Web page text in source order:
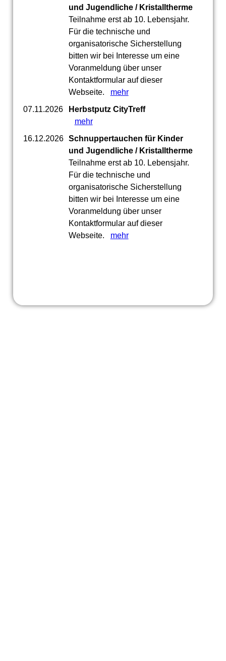
und Jugendliche / Kristalltherme
Teilnahme erst ab 10. Lebensjahr.
Für die technische und
organisatorische Sicherstellung
bitten wir bei Interesse um eine
Voranmeldung über unser
Kontaktformular auf dieser
Webseite. mehr
07.11.2026
Herbstputz CityTreff
mehr
16.12.2026
Schnuppertauchen für Kinder
und Jugendliche / Kristalltherme
Teilnahme erst ab 10. Lebensjahr.
Für die technische und
organisatorische Sicherstellung
bitten wir bei Interesse um eine
Voranmeldung über unser
Kontaktformular auf dieser
Webseite. mehr